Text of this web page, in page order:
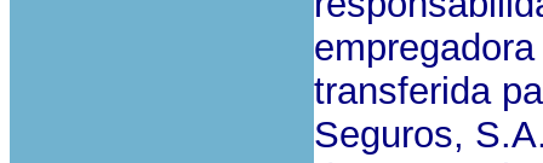
transferida
Seguros,